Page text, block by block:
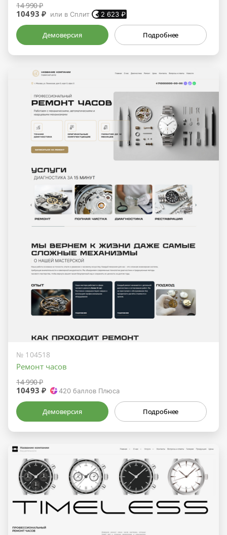
14 990 ₽
10493 ₽ или в Сплит 2 623 ₽
Демоверсия Подробнее
№ 104518
Ремонт часов
14 990 ₽
10493 ₽ 420 баллов Плюса
Демоверсия Подробнее